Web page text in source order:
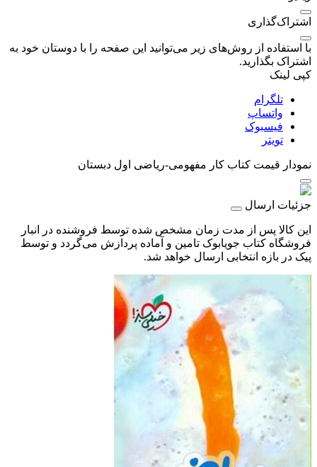
اشتراک‌گذاری
با استفاده از روش‌های زیر می‌توانید این صفحه را با دوستان خود به
اشتراک بگذارید.
کپی لینک
تلگرام
واتساپ
فیسبوک
تویتر
نمودار قیمت کتاب کار مفهومی-ریاضی اول دبستان
جزئیات ارسال
این کالا پس از مدت زمان مشخص شده توسط فروشنده در انبار
فروشگاه کتاب جویابوک تامین و آماده پردازش می‌گردد و توسط
پیک در بازه انتخابی ارسال خواهد شد.